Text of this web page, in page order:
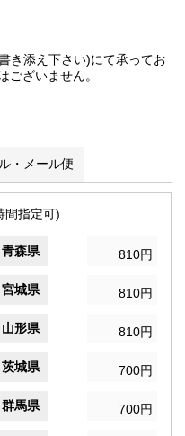
き添え下さい)にて承ってお
ございません。
・メール便
間指定可)
青森県 810円
宮城県 810円
山形県 810円
茨城県 700円
群馬県 700円